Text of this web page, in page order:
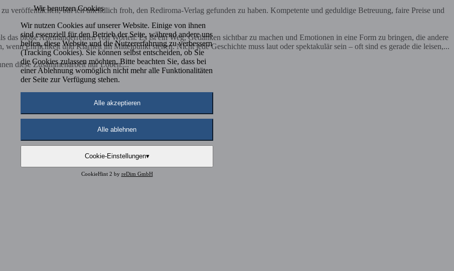
veröffentlichen, bin ich unendlich froh, den Rediroma-Verlag gefunden zu haben. Kompetente und geduldige Betreuung, faire Preise und
bloße Aneinanderreihen von Worten. Es ist ein Weg, Gedanken sichtbar zu machen und Emotionen in eine Form zu bringen, die andere
wenn Ehrlichkeit und Klarheit im Mittelpunkt stehen. Nicht jede Geschichte muss laut oder spektakulär sein – oft sind es gerade die leisen,...
diese Zusammenarbeit nur Loben....
Wir benutzen Cookies
Wir nutzen Cookies auf unserer Website. Einige von ihnen
sind essenziell für den Betrieb der Seite, während andere uns
helfen, diese Website und die Nutzererfahrung zu verbessern
(Tracking Cookies). Sie können selbst entscheiden, ob Sie
die Cookies zulassen möchten. Bitte beachten Sie, dass bei
einer Ablehnung womöglich nicht mehr alle Funktionalitäten
der Seite zur Verfügung stehen.
Alle akzeptieren
Alle ablehnen
Cookie-Einstellungen▾
CookieHint 2 by reDim GmbH